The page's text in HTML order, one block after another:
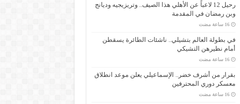
رحيل 12 لاعباً عن الأهلي هذا الصيف.. وتريزيجيه وديانج
وبن رمضان في المقدمة
‏16 ساعة مضت
في بطولة العالم بتشيلي.. ناشئات الطائرة يسقطن
أمام نظيرهن التشيكي
‏16 ساعة مضت
بقرار من أشرف خضر.. الإسماعيلي يعلن موعد انطلاق
معسكر دوري المحترفين
‏16 ساعة مضت